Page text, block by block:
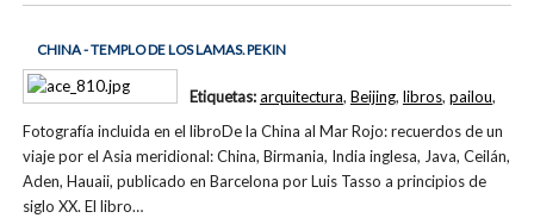
CHINA - TEMPLO DE LOS LAMAS. PEKIN
Fotografía incluida en el libroDe la China al Mar Rojo: recuerdos de un
viaje por el Asia meridional: China, Birmania, India inglesa, Java, Ceilán,
Aden, Hauaii, publicado en Barcelona por Luis Tasso a principios de
siglo XX. El libro…
Etiquetas:arquitectura, Beijing, libros, pailou,